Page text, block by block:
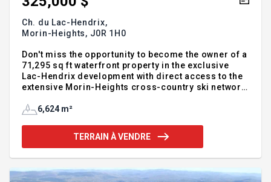
Ch. du Lac-Hendrix,
Morin-Heights, J0R 1H0
Don't miss the opportunity to become the owner of a
71,295 sq ft waterfront property in the exclusive
Lac-Hendrix development with direct access to the
extensive Morin-Heights cross-country ski network,
facing, gently sloping wooded land waiting for you
well known and established local contractor. Only a
couple of minutes to Les Sommets Morin-Heights
parks, library +++ See Addendum for more details.
6,624 m²
TERRAIN À VENDRE